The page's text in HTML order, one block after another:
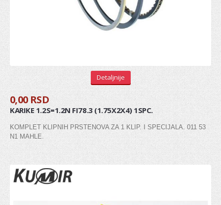
REMENICA
Remenica bregaste
Remenica alternatora
Remenica PK kaisa
Remenica radilice
LANCI I LANČANICI
PUMPA ZA ULJE
Detaljnije
0,00 RSD
KARIKE 1.2S=1.2N FI78.3 (1.75X2X4) 1SPC.
KOMPLET KLIPNIH PRSTENOVA ZA 1 KLIP. I SPECIJALA. 011 53
N1 MAHLE.